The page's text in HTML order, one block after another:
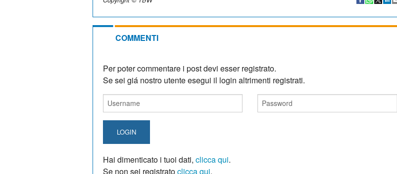
COMMENTI
Per poter commentare i post devi esser registrato.
Se sei giá nostro utente esegui il login altrimenti registrati.
LOGIN
Hai dimenticato i tuoi dati, clicca qui.
Se non sei registratoclicca qui.